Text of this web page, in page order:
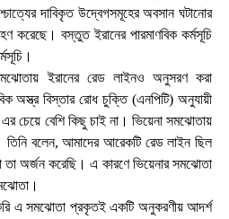
দাবিকৃত উদ্বেগসমূহের অবসান ঘটানোর
করেছে। বস্তুত ইরানের পারমাণবিক কর্মসূচি
ইরানের রেড লাইনও অনুসরণ করা
অস্ত্র বিস্তার রোধ চুক্তি (এনপিটি) অনুযায়ী
চেয়ে বেশি কিছু চাই না। ভিয়েনা সমঝোতায়
বলেন, আমাদের আরেকটি রেড লাইন ছিল
তা অর্জন করেছি। এ কারণে ভিয়েনার সমঝোতা
এ সমঝোতা প্রকৃতই একটি অনুকরণীয় আদর্শ